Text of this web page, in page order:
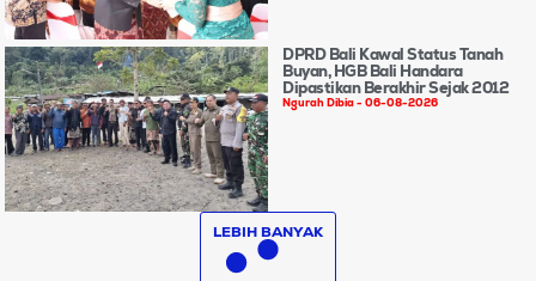
DPRD Bali Kawal Status Tanah
Buyan, HGB Bali Handara
Dipastikan Berakhir Sejak 2012
Ngurah Dibia 06-08-2026
LEBIH BANYAK